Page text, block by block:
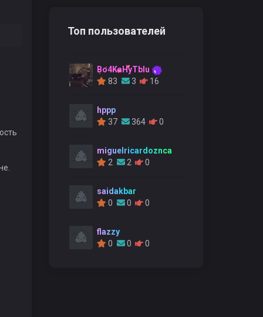
Топ пользователей
Bo4KaHyTblu
83
3 16
hppp
37
364 0
miguelricardoznca
2
2 0
saidakbar
0
0 0
flazzy
0
0 0